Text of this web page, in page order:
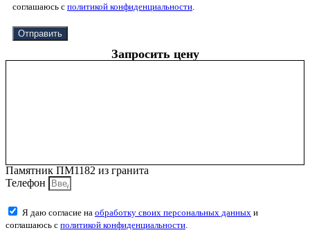
соглашаюсь с политикой конфиденциальности
Отправить
Запросить цену
Памятник ПМ1182 из гранита
Телефон
Я даю согласие на обработку своих персональных данных и
соглашаюсь с политикой конфиденциальности